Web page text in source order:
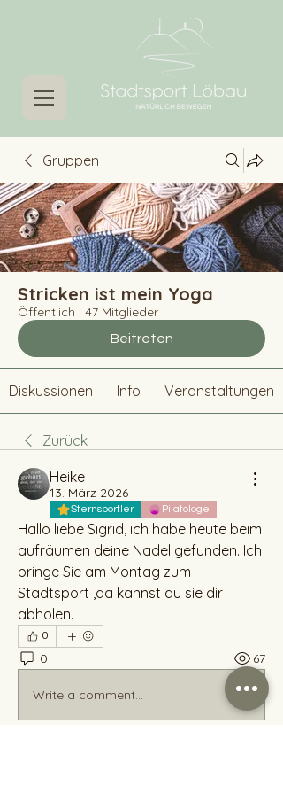
Gruppen
Stricken ist mein Yoga
Öffentlich · 47 Mitglieder
Beitreten
Diskussionen Info Veranstaltungen
Zurück
Heike
13. März 2026
Sternsportler Pilatologe
Hallo liebe Sigrid, ich habe heute beim
aufräumen deine Nadel gefunden. Ich
bringe Sie am Montag zum
Stadtsport ,da kannst du sie dir
abholen.
0
0 67
Write a comment...